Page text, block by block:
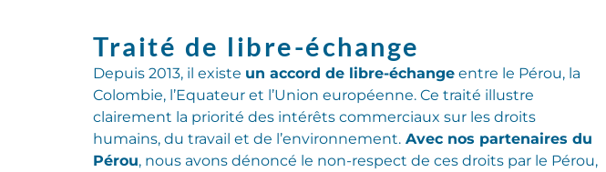
Traité de libre-échange
Depuis 2013, il existe un accord de libre-échange entre le Pérou, la
Colombie, l’Equateur et l’Union européenne. Ce traité illustre
clairement la priorité des intérêts commerciaux sur les droits
humains, du travail et de l’environnement. Avec nos partenaires du
Pérou, nous avons dénoncé le non-respect de ces droits par le Pérou,